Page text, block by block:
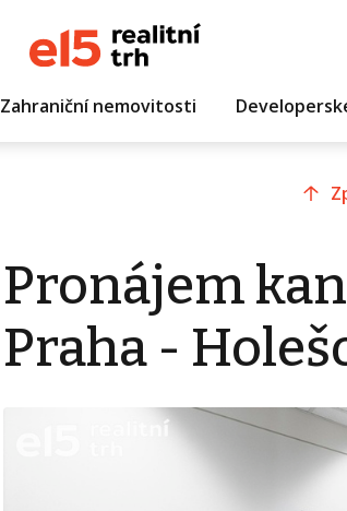
Zahraniční nemovitosti
Pronájem
Praha -